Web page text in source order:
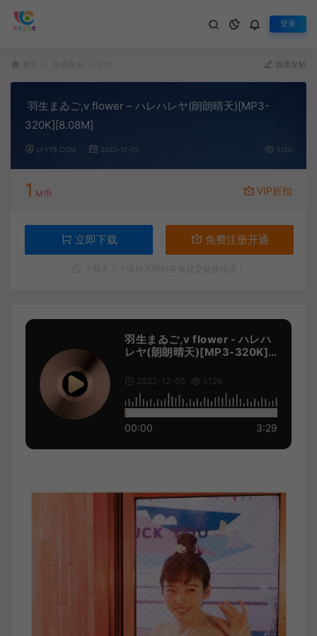
登录
我要发帖
羽生まゐご,v flower – ハレハレヤ(朗朗晴天)[MP3-
320K][8.08M]
LFYY8.COM 2022-12-05 1,120
1 M币 VIP折扣
立即下载 免费注册开通
羽生まゐご,v flower - ハレハ
レヤ(朗朗晴天)[MP3-320K]
2022-12-05 1.12K
00:00 3:29